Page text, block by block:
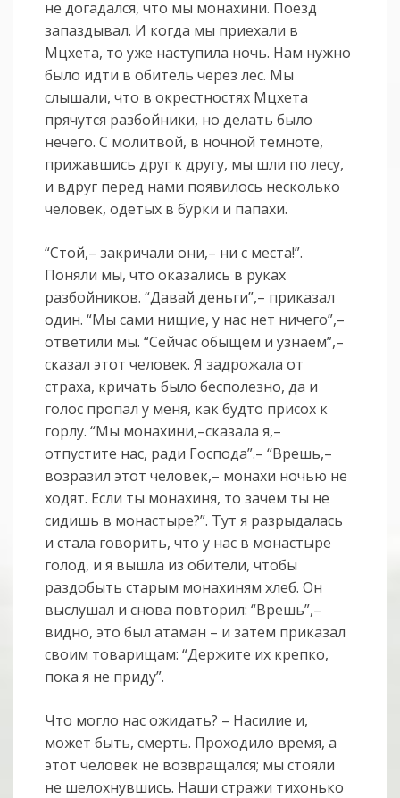
не догадался, что мы монахини. Поезд
запаздывал. И когда мы приехали в
Мцхета, то уже наступила ночь. Нам нужно
было идти в обитель через лес. Мы
слышали, что в окрестностях Мцхета
прячутся разбойники, но делать было
нечего. С молитвой, в ночной темноте,
прижавшись друг к другу, мы шли по лесу,
и вдруг перед нами появилось несколько
человек, одетых в бурки и папахи.
“Стой,– закричали они,– ни с места!”.
Поняли мы, что оказались в руках
разбойников. “Давай деньги”,– приказал
один. “Мы сами нищие, у нас нет ничего”,–
ответили мы. “Сейчас обыщем и узнаем”,–
сказал этот человек. Я задрожала от
страха, кричать было бесполезно, да и
голос пропал у меня, как будто присох к
горлу. “Мы монахини,–сказала я,–
отпустите нас, ради Господа”.– “Врешь,–
возразил этот человек,– монахи ночью не
ходят. Если ты монахиня, то зачем ты не
сидишь в монастыре?”. Тут я разрыдалась
и стала говорить, что у нас в монастыре
голод, и я вышла из обители, чтобы
раздобыть старым монахиням хлеб. Он
выслушал и снова повторил: “Врешь”,–
видно, это был атаман – и затем приказал
своим товарищам: “Держите их крепко,
пока я не приду”.
Что могло нас ожидать? – Насилие и,
может быть, смерть. Проходило время, а
этот человек не возвращался; мы стояли
не шелохнувшись. Наши стражи тихонько